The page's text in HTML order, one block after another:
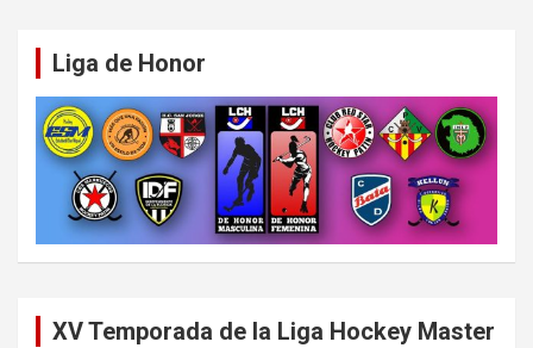
Liga de Honor
XV Temporada de la Liga Hockey Master